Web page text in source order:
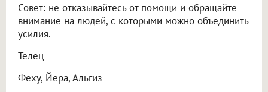
Совет: не отказывайтесь от помощи и обращайте
внимание на людей, с которыми можно объединить
усилия.
Телец
Феху, Йера, Альгиз